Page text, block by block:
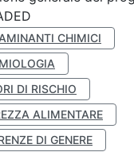
CHIMICI
DI RISCHIO
ALIMENTARE
DI GENERE